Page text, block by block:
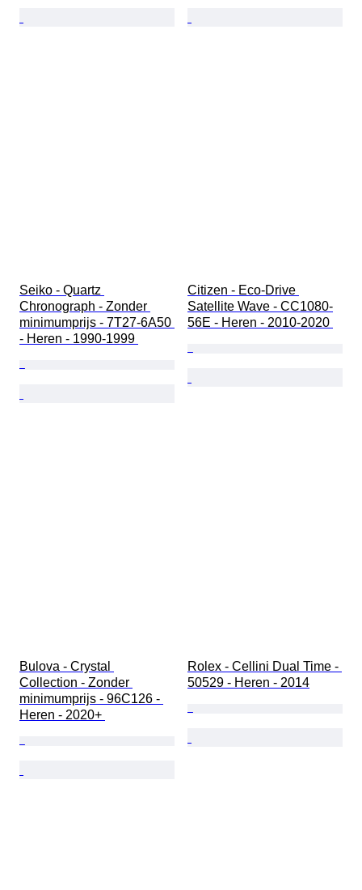
Seiko - Quartz
Chronograph - Zonder
minimumprijs - 7T27-6A50
- Heren - 1990-1999
Citizen - Eco-Drive
Satellite Wave - CC1080-
56E - Heren - 2010-2020
Bulova - Crystal
Collection - Zonder
minimumprijs - 96C126 -
Heren - 2020+
Rolex - Cellini Dual Time -
50529 - Heren - 2014